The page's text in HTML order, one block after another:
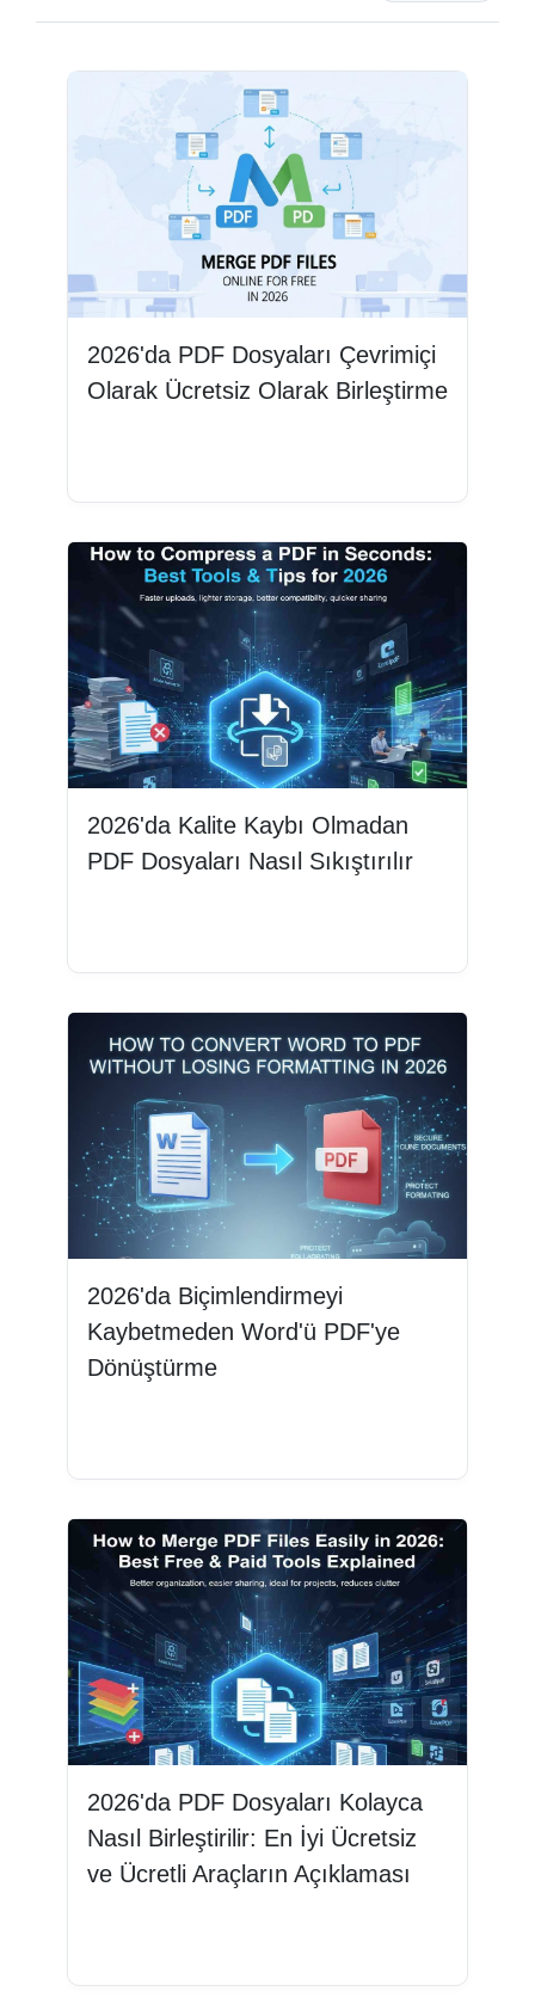
2026'da PDF Dosyaları Çevrimiçi
Olarak Ücretsiz Olarak Birleştirme
2026'da Kalite Kaybı Olmadan
PDF Dosyaları Nasıl Sıkıştırılır
2026'da Biçimlendirmeyi
Kaybetmeden Word'ü PDF'ye
Dönüştürme
2026'da PDF Dosyaları Kolayca
Nasıl Birleştirilir: En İyi Ücretsiz
ve Ücretli Araçların Açıklaması